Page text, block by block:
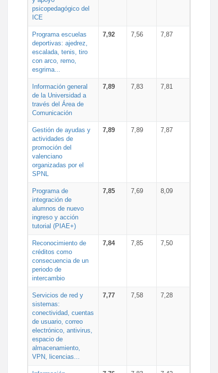
psicopedagógico del
ICE
Programa escuelas
deportivas: ajedrez,
escalada, tenis, tiro
con arco, remo,
esgrima...
7,92 7,56 7,87
Información general
de la Universidad a
través del Área de
Comunicación
7,89 7,83 7,81
Gestión de ayudas y
actividades de
promoción del
valenciano
organizadas por el
SPNL
7,89 7,89 7,87
Programa de
integración de
alumnos de nuevo
ingreso y acción
tutorial (PIAE+)
7,85 7,69 8,09
Reconocimiento de
créditos como
consecuencia de un
periodo de
intercambio
7,84 7,85 7,50
Servicios de red y
sistemas:
conectividad, cuentas
de usuario, correo
electrónico, antivirus,
espacio de
almacenamiento,
VPN, licencias...
7,77 7,58 7,28